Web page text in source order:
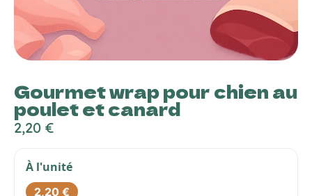
Gourmet wrap pour chien au
poulet et canard
2,20 €
À l'unité
2,20 €